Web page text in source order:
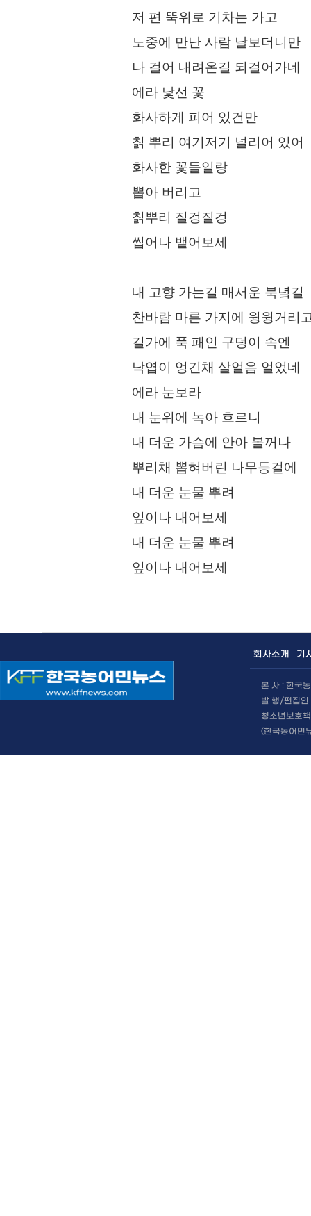
저 편 뚝위로 기차는 가고
노중에 만난 사람 날보더니만
나 걸어 내려온길 되걸어가네
에라 낯선 꽃
화사하게 피어 있건만
칡 뿌리 여기저기 널리어 있어
화사한 꽃들일랑
뽑아 버리고
칡뿌리 질겅질겅
씹어나 뱉어보세
내 고향 가는길 매서운 북녘길
찬바람 마른 가지에 윙윙거리
길가에 푹 패인 구덩이 속엔
낙엽이 엉긴채 살얼음 얼었네
에라 눈보라
내 눈위에 녹아 흐르니
내 더운 가슴에 안아 볼꺼나
뿌리채 뽑혀버린 나무등걸에
내 더운 눈물 뿌려
잎이나 내어보세
내 더운 눈물 뿌려
잎이나 내어보세
회사소개 기
본 사 : 한국
발 행/편집인
청소년보호
(한국농어민